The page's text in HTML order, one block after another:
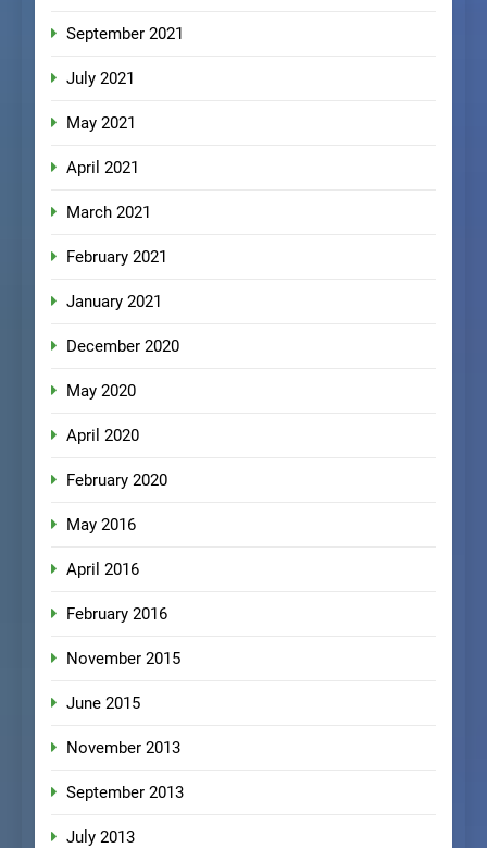
September 2021
July 2021
May 2021
April 2021
March 2021
February 2021
January 2021
December 2020
May 2020
April 2020
February 2020
May 2016
April 2016
February 2016
November 2015
June 2015
November 2013
September 2013
July 2013